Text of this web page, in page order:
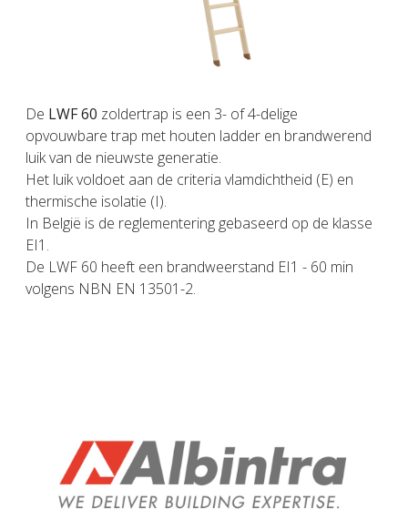
De LWF 60 zoldertrap is een 3- of 4-delige
opvouwbare trap met houten ladder en brandwerend
luik van de nieuwste generatie.
Het luik voldoet aan de criteria vlamdichtheid (E) en
thermische isolatie (I).
In België is de reglementering gebaseerd op de klasse
EI1.
De LWF 60 heeft een brandweerstand EI1 - 60 min
volgens NBN EN 13501-2.